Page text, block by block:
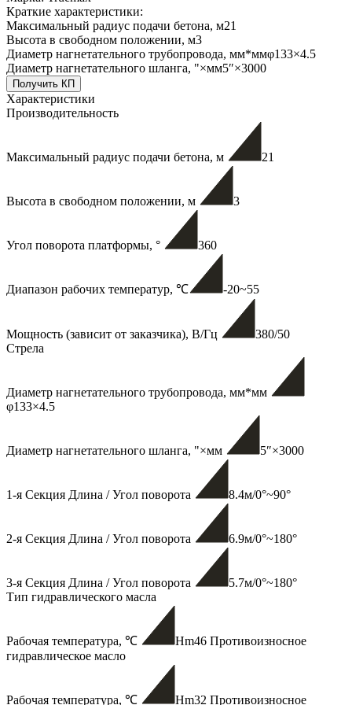
Краткие характеристики:
Максимальный радиус подачи бетона, м21
Высота в свободном положении, м3
Диаметр нагнетательного трубопровода, мм*ммφ133×4.5
Диаметр нагнетательного шланга, "×мм5″×3000
Получить КП
Характеристики
Производительность
Максимальный радиус подачи бетона, м 21
Высота в свободном положении, м 3
Угол поворота платформы, ° 360
Диапазон рабочих температур, ℃ -20~55
Мощность (зависит от заказчика), В/Гц
380/50
Стрела
Диаметр нагнетательного трубопровода, мм*мм
φ133×4.5
Диаметр нагнетательного шланга, "×мм 5″×3000
1-я Секция Длина / Угол поворота 8.4м/0°~90°
2-я Секция Длина / Угол поворота 6.9м/0°~180°
3-я Секция Длина / Угол поворота
5.7м/0°~180°
Тип гидравлического масла
Рабочая температура, ℃
Hm46 Противоизносное
гидравлическое масло
Рабочая температура, ℃ Hm32 Противоизносное